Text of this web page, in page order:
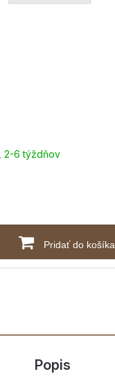
2-6 týždňov
Pridať do košíka
Popis